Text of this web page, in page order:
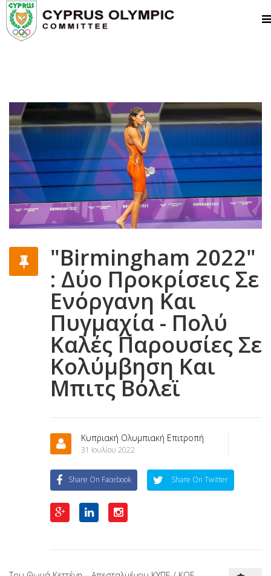
"Birmingham 2022"
: Δύο Προκρίσεις Σε
Ενόργανη Και
Πυγμαχία - Πολύ
Καλές Παρουσίες Σε
Κολύμβηση Και
Μπιτς Βόλεϊ
Κυπριακή Ολυμπιακή Επιτροπή
31 Ιουλίου 2022
Share On Facebook Share On Twitter